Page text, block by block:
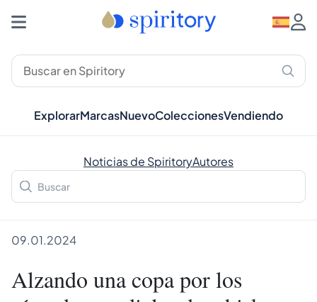
ExplorarMarcasNuevoColeccionesVendiendo
Noticias de SpiritoryAutores
09.01.2024
Alzando una copa por los